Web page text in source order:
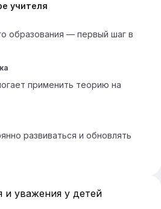
учителя
образования — первый шаг в
применить теорию на
развиваться и обновлять